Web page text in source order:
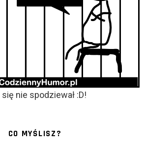
nie spodziewał :D!
CO MYŚLISZ?